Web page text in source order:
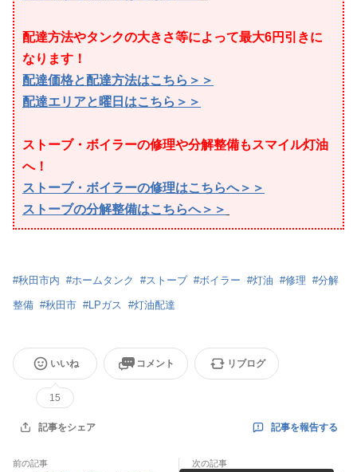
配達方法やタンクの大きさ等によって最大6円引きに
なります！
配達価格と配達方法はこちら＞＞
配達エリアと曜日はこちら＞＞
ストーブ・ボイラーの修理や分解整備もスマイル灯油
へ！
ストーブ・ボイラーの修理はこちらへ＞＞
ストーブの分解整備はこちらへ＞＞
#秋田市内 #ホームタンク #ストーブ #ボイラー #灯油 #修理 #分解
整備 #秋田市 #LPガス #灯油配達
いいね
15
コメント リブログ
記事をシェア 記事を報告する
前の記事 次の記事